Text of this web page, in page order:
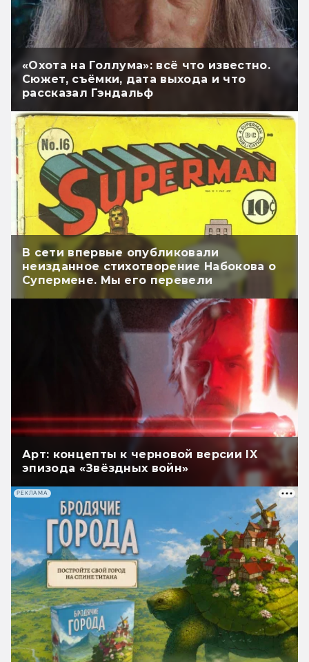
«Охота на Голлума»: всё что известно.
Сюжет, съёмки, дата выхода и что
рассказал Гэндальф
В сети впервые опубликовали
неизданное стихотворение Набокова о
Супермене. Мы его перевели
Арт: концепты к черновой версии IX
эпизода «Звёздных войн»
РЕКЛАМА